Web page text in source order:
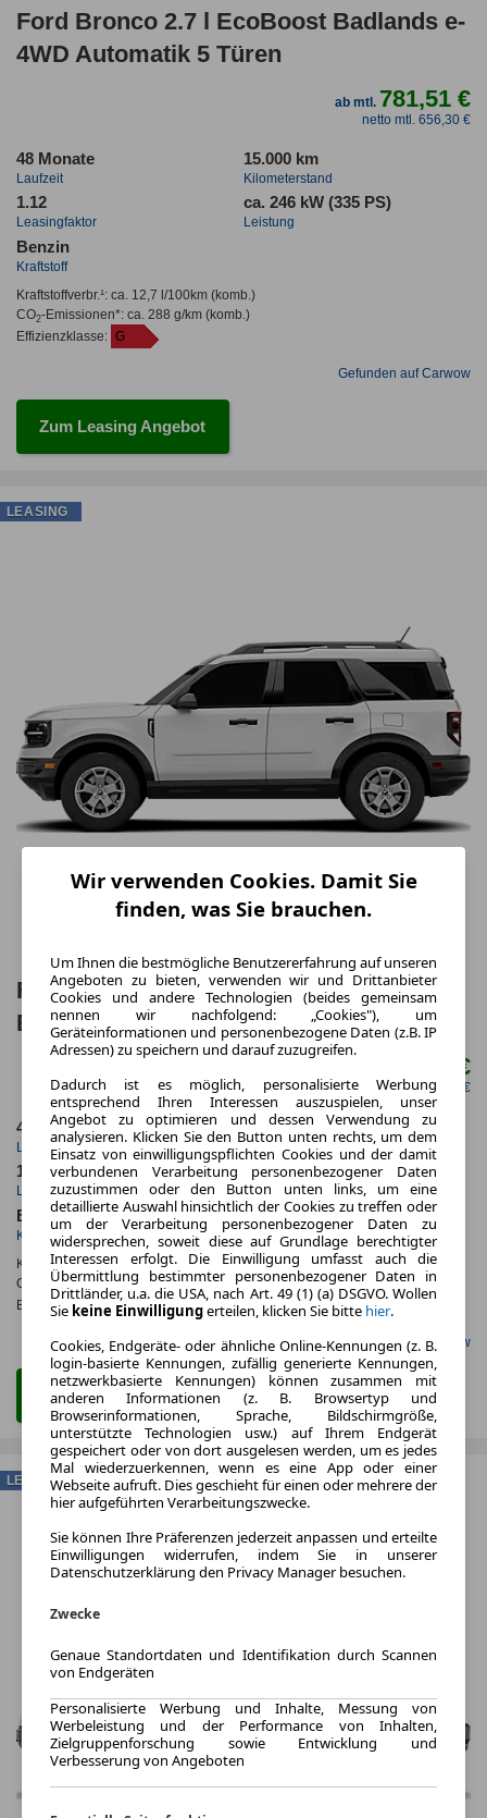
Ford Bronco 2.7 l EcoBoost Badlands e-
4WD Automatik 5 Türen
ab mtl. 781,51 €
netto mtl. 656,30 €
48 Monate
Laufzeit
15.000 km
Kilometerstand
1.12
Leasingfaktor
ca. 246 kW (335 PS)
Leistung
Benzin
Kraftstoff
Kraftstoffverbr.¹: ca. 12,7 l/100km(komb.)
CO2-Emissionen*: ca. 288 g/km(komb.)
Effizienzklasse: G
Gefunden auf Carwow
Zum Leasing Angebot
Ford Bronco 2.7 l EcoBoost Outer
Banks 4x4 Automatik 5 Türen
779,83 €
netto mtl. 654,62 €
48 Monate
Laufzeit
20.000 km
Kilometerstand
1.15
Leasingfaktor
ca. 246 kW (335 PS)
Leistung
Benzin
Kraftstoff
Kraftstoffverbr.¹: ca. 11,3 l/100km(komb.)
CO
-Emissionen*:ca. 257 g/km (komb.)
Effizienzklasse: G
Gefunden auf Carwow
Zum Leasing Angebot
LEASING
LEASING
Wir verwenden Cookies. Damit Sie
finden, was Sie brauchen.
Um Ihnen die bestmögliche Benutzererfahrung auf unseren
Angeboten zu bieten, verwenden wir und Drittanbieter
Cookies und andere Technologien (beides gemeinsam
nennen wir nachfolgend: „Cookies"), um
Geräteinformationen und personenbezogene Daten (z.B. IP
Adressen) zu speichern und darauf zuzugreifen.
Dadurch ist es möglich, personalisierte Werbung
entsprechend Ihren Interessen auszuspielen, unser
Angebot zu optimieren und dessen Verwendung zu
analysieren. Klicken Sie den Button unten rechts, um dem
Einsatz von einwilligungspflichten Cookies und der damit
verbundenen Verarbeitung personenbezogener Daten
zuzustimmen oder den Button unten links, um eine
detaillierte Auswahl hinsichtlich der Cookies zu treffen oder
um der Verarbeitung personenbezogener Daten zu
widersprechen, soweit diese auf Grundlage berechtigter
Interessen erfolgt. Die Einwilligung umfasst auch die
Übermittlung bestimmter personenbezogener Daten in
Drittländer, u.a. die USA, nach Art. 49 (1) (a) DSGVO. Wollen
Sie keine Einwilligungerteilen, klicken Sie bitte hier.
Cookies, Endgeräte- oder ähnliche Online-Kennungen (z. B.
login-basierte Kennungen, zufällig generierte Kennungen,
netzwerkbasierte Kennungen) können zusammen mit
anderen Informationen (z. B. Browsertyp und
Browserinformationen, Sprache, Bildschirmgröße,
unterstützte Technologien usw.) auf Ihrem Endgerät
gespeichert oder von dort ausgelesen werden, um es jedes
Mal wiederzuerkennen, wenn es eine App oder einer
Webseite aufruft. Dies geschieht für einen oder mehrere der
hier aufgeführten Verarbeitungszwecke.
Sie können Ihre Präferenzen jederzeit anpassen und erteilte
Einwilligungen widerrufen, indem Sie in unserer
Datenschutzerklärung den Privacy Manager besuchen.
Zwecke
Genaue Standortdaten und Identifikation durch Scannen
von Endgeräten
Personalisierte Werbung und Inhalte, Messung von
Werbeleistung und der Performance von Inhalten,
Zielgruppenforschung sowie Entwicklung und
Verbesserung von Angeboten